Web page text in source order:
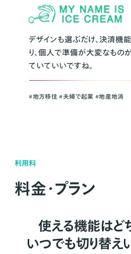
デザインも選ぶだけ、決済機
り、個人で準備が大変なもの
ていていいですね。
#地方移住 #夫婦で起業 #地産地消
利用料
料金・プラン
使える機能はど
いつでも切り替え